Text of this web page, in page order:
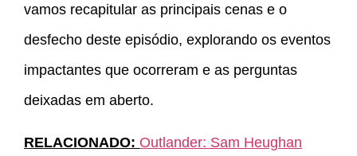
vamos recapitular as principais cenas e o
desfecho deste episódio, explorando os eventos
impactantes que ocorreram e as perguntas
deixadas em aberto.
RELACIONADO: Outlander: Sam Heughan